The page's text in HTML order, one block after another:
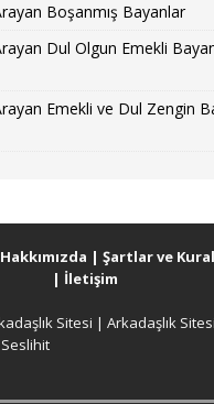
Boşanmış Bayanlar
Dul Olgun Emekli
Emekli ve Dul Zengin
Hakkımızda | Şartlar ve
| İletişim
Sitesi | Arkadaşlık Sitesi
Seslihit